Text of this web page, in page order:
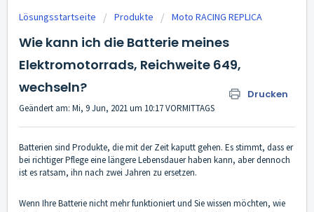
Lösungsstartseite Produkte Moto RACING REPLICA
Wie kann ich die Batterie meines
Elektromotorrads, Reichweite 649,
wechseln?
Drucken
Geändert am: Mi, 9 Jun, 2021 um 10:17 VORMITTAGS
Batterien sind Produkte, die mit der Zeit kaputt gehen. Es stimmt, dass er
bei richtiger Pflege eine längere Lebensdauer haben kann, aber dennoch
ist es ratsam, ihn nach zwei Jahren zu ersetzen.
Wenn Ihre Batterie nicht mehr funktioniert und Sie wissen möchten, wie